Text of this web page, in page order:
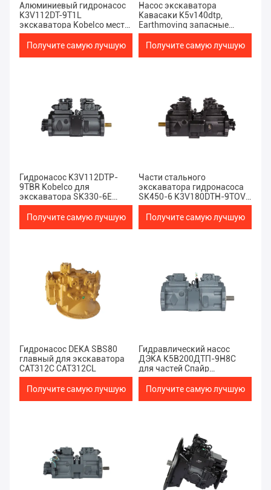
Алюминиевый гидронасос
K3V112DT-9T1L
экскаватора Kobelco места
Sk200 6
Получите самую лучшую
Насос экскаватора
Кавасаки K5v140dtp,
Earthmoving запасные
части SK350-8
Получите самую лучшую
Гидронасос K3V112DTP-
9TBR Kobelco для
экскаватора SK330-6E
D3V112
Получите самую лучшую
Части стального
экскаватора гидронасоса
SK450-6 K3V180DTH-9TOV
Kobelco запасные
Получите самую лучшую
Гидронасос DEKA SBS80
главный для экскаватора
CAT312C CAT312CL
Получите самую лучшую
Гидравлический насос
ДЭКА К5В200ДТП-9Н8С
для частей Спайр
электрического насоса
ЭК480Д
Получите самую лучшую